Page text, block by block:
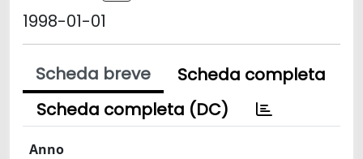
1998-01-01
Scheda breve
Scheda completa
Scheda completa (DC)
Anno